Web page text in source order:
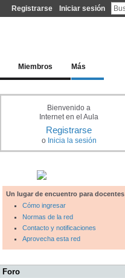
Registrarse Iniciar sesión
Miembros Más
Bienvenido a
Internet en el Aula
Registrarse
o Inicia la sesión
Un lugar de encuentro para docentes
Cómo ingresar
Normas de la red
Contacto y notificaciones
Aprovecha esta red
Foro